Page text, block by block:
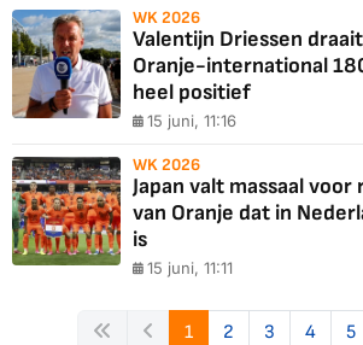
WK 2026
Valentijn Driessen
Oranje-international
heel positief
15 juni, 11:16
WK 2026
Japan valt massaal
van Oranje dat in
is
15 juni, 11:11
1 2 3 4 5